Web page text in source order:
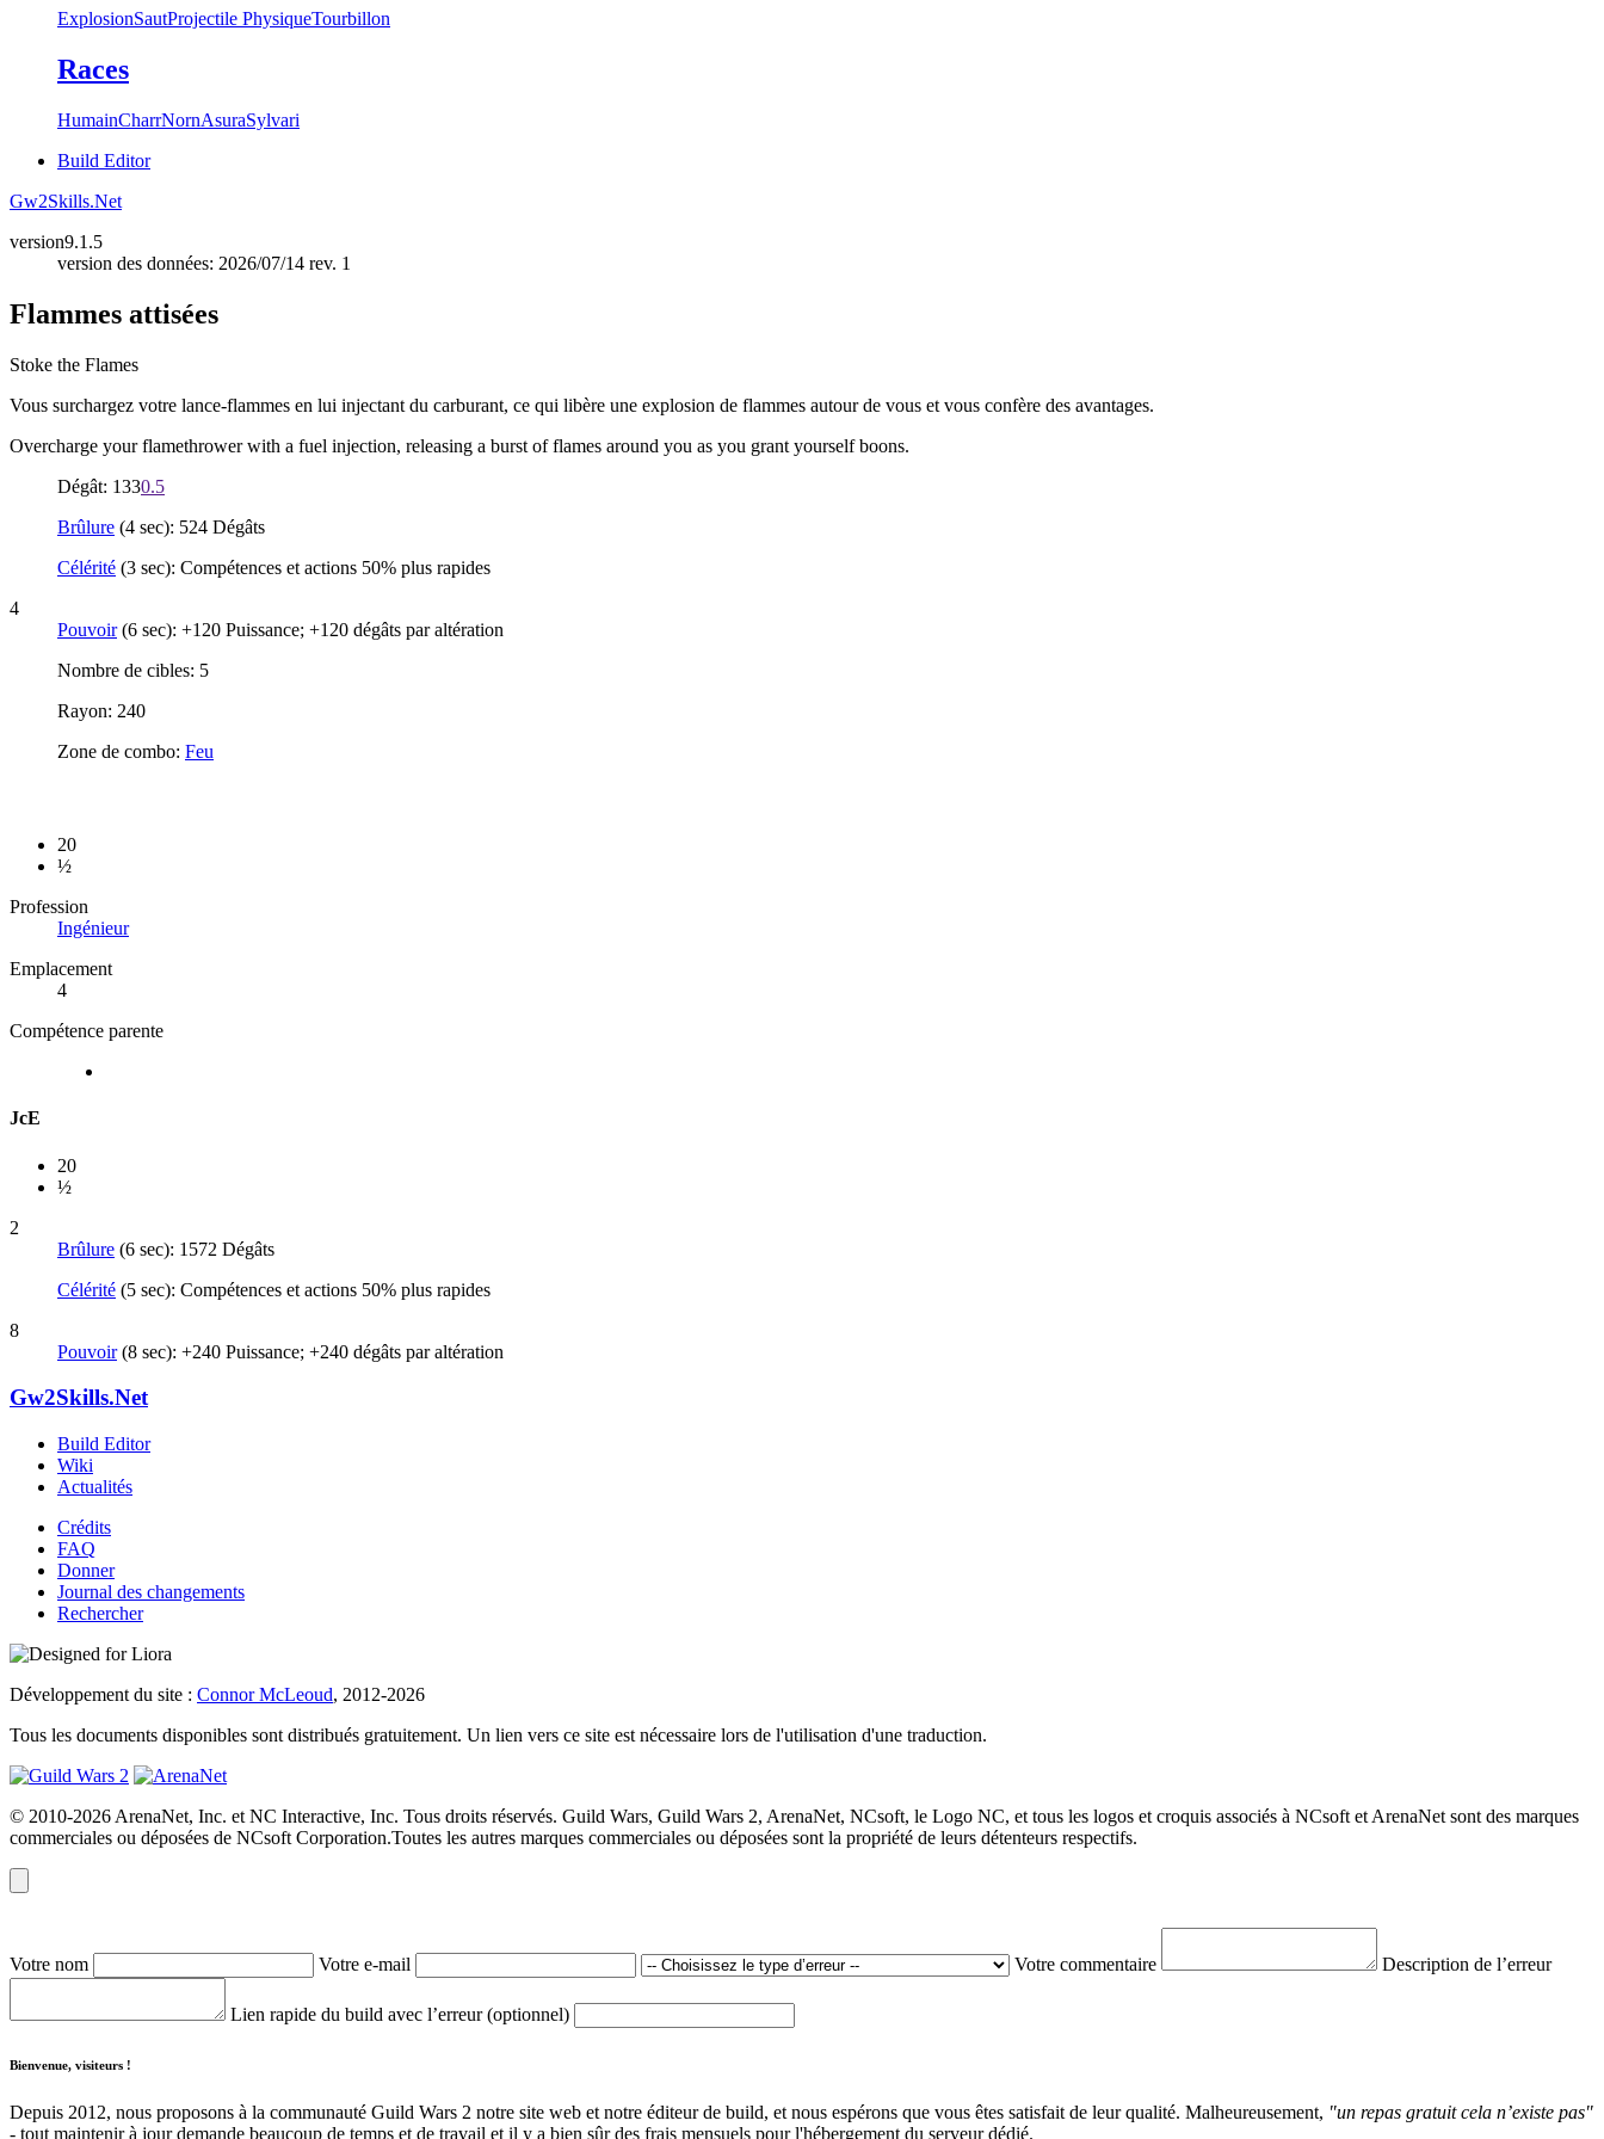
ExplosionSautProjectile PhysiqueTourbillon
Races
HumainCharrNornAsuraSylvari
Build Editor
Gw2Skills.Net
version9.1.5
version des données: 2026/07/14 rev. 1
Flammes attisées
Stoke the Flames
Vous surchargez votre lance-flammes en lui injectant du carburant, ce qui libère une explosion de flammes autour de vous et vous confère des avantages.
Overcharge your flamethrower with a fuel injection, releasing a burst of flames around you as you grant yourself boons.
Dégât: 1330.5
Brûlure (4 sec): 524 Dégâts
Célérité (3 sec): Compétences et actions 50% plus rapides
4
Pouvoir(6 sec): +120 Puissance; +120 dégâts par altération
Nombre de cibles: 5
Rayon: 240
Zone de combo: Feu
20
½
Profession
Ingénieur
Emplacement
4
Compétence parente
JcE
20
½
2
Brûlure (6 sec): 1572 Dégâts
Célérité (5 sec): Compétences et actions 50% plus rapides
8
Pouvoir(8 sec): +240 Puissance; +240 dégâts par altération
Gw2Skills.Net
Build Editor
Wiki
Actualités
Crédits
FAQ
Donner
Journal des changements
Rechercher
Développement du site : Connor McLeoud, 2012-2026
Tous les documents disponibles sont distribués gratuitement. Un lien vers ce site est nécessaire lors de l'utilisation d'une traduction.
© 2010-2026 ArenaNet, Inc. et NC Interactive, Inc. Tous droits réservés. Guild Wars, Guild Wars 2, ArenaNet, NCsoft, le Logo NC, et tous les logos et croquis associés à NCsoft et ArenaNet sont des marques
commerciales ou déposées de NCsoft Corporation.Toutes les autres marques commerciales ou déposées sont la propriété de leurs détenteurs respectifs.
Votre nom Votre e-mail Votre commentaire Description de l’erreur
Lien rapide du build avec l’erreur (optionnel)
Bienvenue, visiteurs !
Depuis 2012, nous proposons à la communauté Guild Wars 2 notre site web et notre éditeur de build, et nous espérons que vous êtes satisfait de leur qualité. Malheureusement, "un repas gratuit cela n’existe pas"
- tout maintenir à jour demande beaucoup de temps et de travail et il y a bien sûr des frais mensuels pour l'hébergement du serveur dédié.